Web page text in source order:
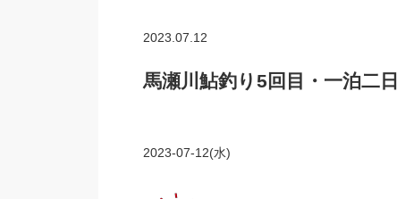
2023.07.12
馬瀬川鮎釣り5回目・一泊二日
2023-07-12(水)